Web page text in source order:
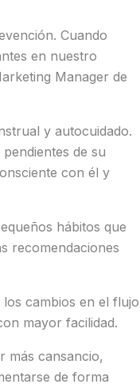
Cuando
en nuestro
Manager de
y autocuidado.
de su
con él y
hábitos que
recomendaciones
cambios en el flujo
mayor facilidad.
más cansancio,
de forma